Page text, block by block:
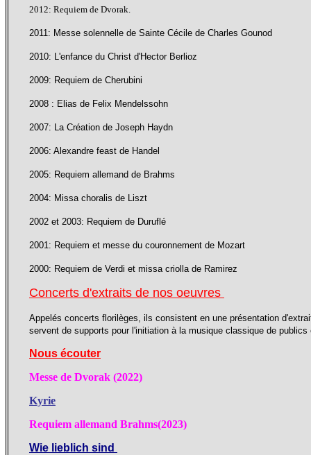
2012: Requiem de Dvorak.
2011: Messe solennelle de Sainte Cécile de Charles Gounod
2010: L'enfance du Christ d'Hector Berlioz
2009: Requiem de Cherubini
2008 : Elias de Felix Mendelssohn
2007: La Création de Joseph Haydn
2006: Alexandre feast de Handel
2005: Requiem allemand de Brahms
2004: Missa choralis de Liszt
2002 et 2003: Requiem de Duruflé
2001: Requiem et messe du couronnement de Mozart
2000: Requiem de Verdi et missa criolla de Ramirez
Concerts d'extraits de nos oeuvres
Appelés concerts florilèges, ils consistent en une présentation
servent de supports pour l'initiation à la musique classique de
Nous écouter
Messe de Dvorak (2022)
Kyrie
Requiem allemand Brahms(2023)
Wie lieb lich sind